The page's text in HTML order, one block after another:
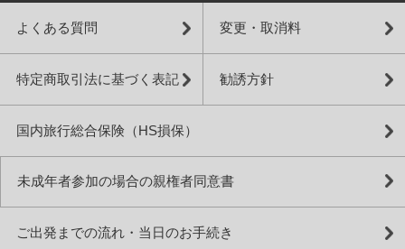
よくある質問 変更・取消料
特定商取引法に基づく表記 勧誘方針
国内旅行総合保険（HS損保）
未成年者参加の場合の親権者同意書
ご出発までの流れ・当日のお手続き